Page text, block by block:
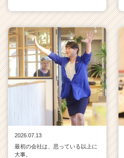
2026.07.13
最初の会社は、思っている以上に
大事。